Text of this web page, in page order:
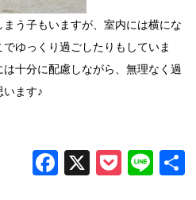
う子もいますが、室内には横にな
ゆっくり過ごしたりもしていま
十分に配慮しながら、無理なく過
います♪
Facebook
X